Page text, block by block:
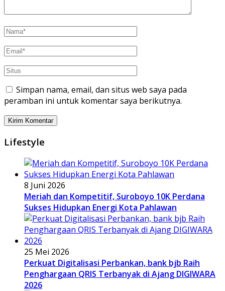
Simpan nama, email, dan situs web saya pada
peramban ini untuk komentar saya berikutnya.
Lifestyle
8 Juni 2026
Meriah dan Kompetitif, Suroboyo 10K Perdana
Sukses Hidupkan Energi Kota Pahlawan
25 Mei 2026
Perkuat Digitalisasi Perbankan, bank bjb Raih
Penghargaan QRIS Terbanyak di Ajang DIGIWARA
2026